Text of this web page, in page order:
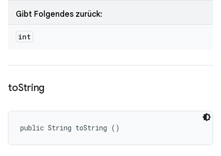
Gibt Folgendes zurück:
int
toString
public String toString ()